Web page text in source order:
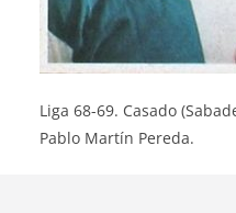
Liga 68-69. Casado
Pablo Martín Pereda.